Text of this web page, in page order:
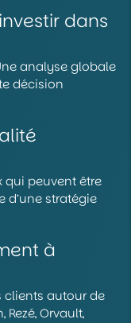
dans
analyse globale
décision
qui peuvent être
d’une stratégie
à
clients autour de
Orvault,